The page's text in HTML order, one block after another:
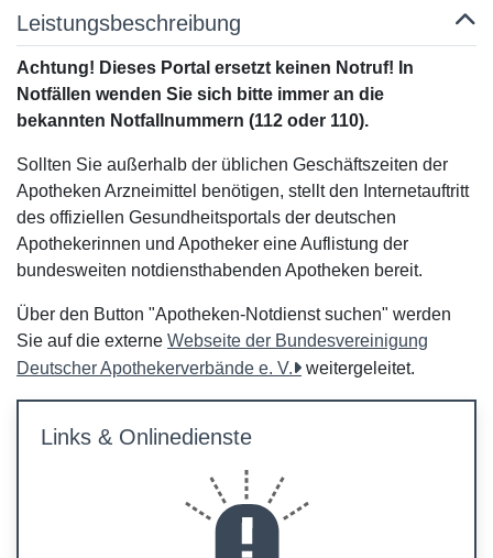
Leistungsbeschreibung
Achtung! Dieses Portal ersetzt keinen Notruf! In
Notfällen wenden Sie sich bitte immer an die
bekannten Notfallnummern (112 oder 110).
Sollten Sie außerhalb der üblichen Geschäftszeiten der
Apotheken Arzneimittel benötigen, stellt den Internetauftritt
des offiziellen Gesundheitsportals der deutschen
Apothekerinnen und Apotheker eine Auflistung der
bundesweiten notdiensthabenden Apotheken bereit.
Über den Button "Apotheken-Notdienst suchen" werden
Sie auf die externe Webseite der Bundesvereinigung
Deutscher Apothekerverbände e. V.
weitergeleitet.
Links & Onlinedienste